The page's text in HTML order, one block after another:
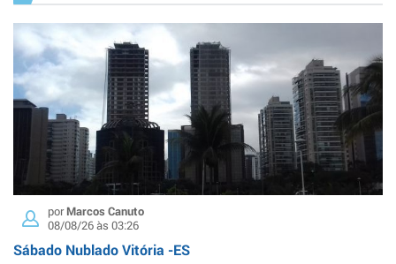
porMarcos Canuto
08/08/26 às 03:26
Sábado Nublado Vitória -ES